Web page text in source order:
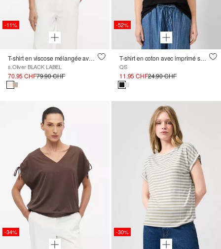
-11%
T-shirt en viscose mélangée avec fil scintillant et plis
s.Oliver BLACK LABEL
70.95 CHF79.90 CHF
-52%
T-shirt en coton avec imprimé sur le devant
QS
11.95 CHF24.90 CHF
-34% -30%